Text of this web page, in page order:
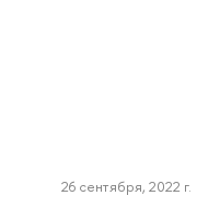
26 сентября, 2022 г.